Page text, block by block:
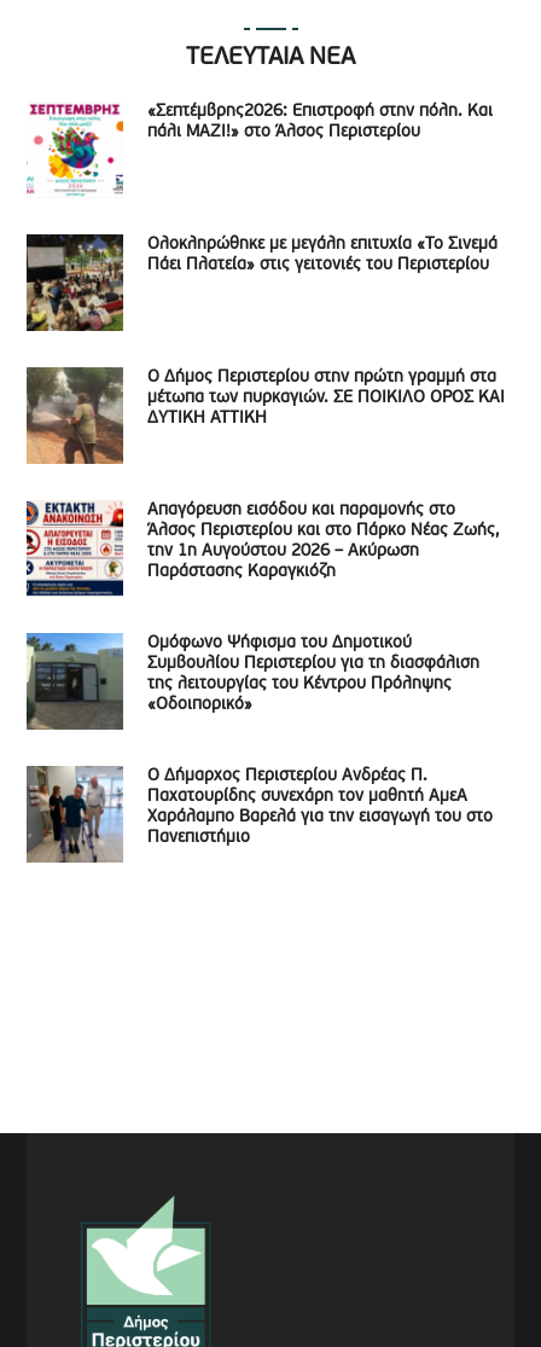
ΤΕΛΕΥΤΑΙΑ ΝΕΑ
«Σεπτέμβρης2026: Επιστροφή στην πόλη. Και
πάλι ΜΑΖΙ!» στο Άλσος Περιστερίου
Ολοκληρώθηκε με μεγάλη επιτυχία «Το Σινεμά
Πάει Πλατεία» στις γειτονιές του Περιστερίου
Ο Δήμος Περιστερίου στην πρώτη γραμμή στα
μέτωπα των πυρκαγιών. ΣΕ ΠΟΙΚΙΛΟ ΟΡΟΣ ΚΑΙ
ΔΥΤΙΚΗ ΑΤΤΙΚΗ
Απαγόρευση εισόδου και παραμονής στο
Άλσος Περιστερίου και στο Πάρκο Νέας Ζωής,
την 1η Αυγούστου 2026 – Ακύρωση
Παράστασης Καραγκιόζη
Ομόφωνο Ψήφισμα του Δημοτικού
Συμβουλίου Περιστερίου για τη διασφάλιση
της λειτουργίας του Κέντρου Πρόληψης
«Οδοιπορικό»
Ο Δήμαρχος Περιστερίου Ανδρέας Π.
Παχατουρίδης συνεχάρη τον μαθητή ΑμεΑ
Χαράλαμπο Βαρελά για την εισαγωγή του στο
Πανεπιστήμιο